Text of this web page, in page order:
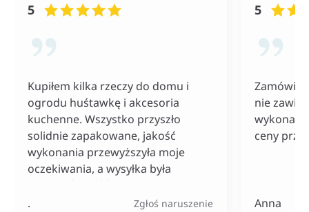
5
Kupiłem kilka rzeczy do domu i
ogrodu huśtawkę i akcesoria
kuchenne. Wszystko przyszło
solidnie zapakowane, jakość
wykonania przewyższyła moje
oczekiwania, a wysyłka była
naprawdę szybka. Do tego ceny
bardzo konkurencyjne, szczególnie
. Zgłoś naruszenie
5
nie
ceny
Anna